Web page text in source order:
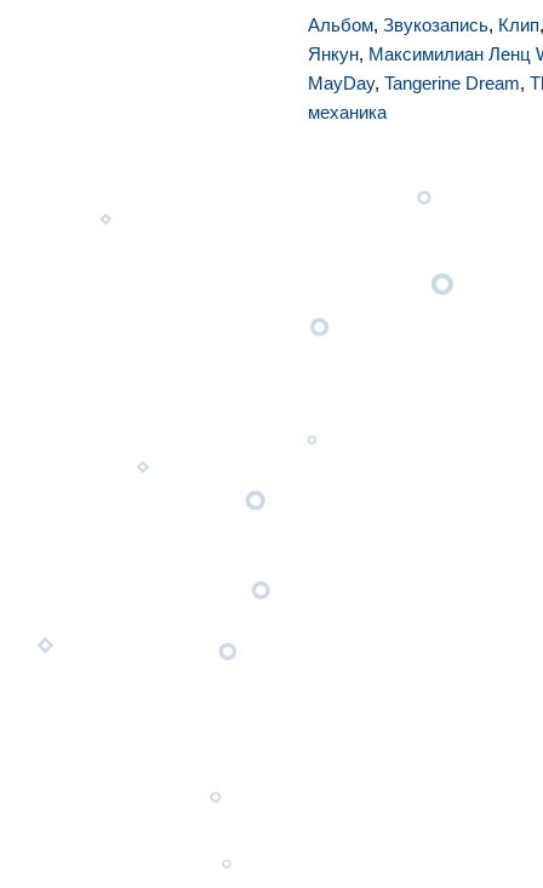
Альбом, Звукозапись, Клип
Янкун, Максимилиан Ленц
MayDay, Tangerine Dream,
механика